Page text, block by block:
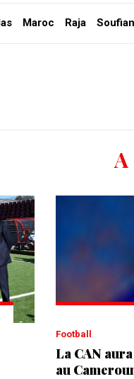
Maroc Raja
Football
La CAN
au